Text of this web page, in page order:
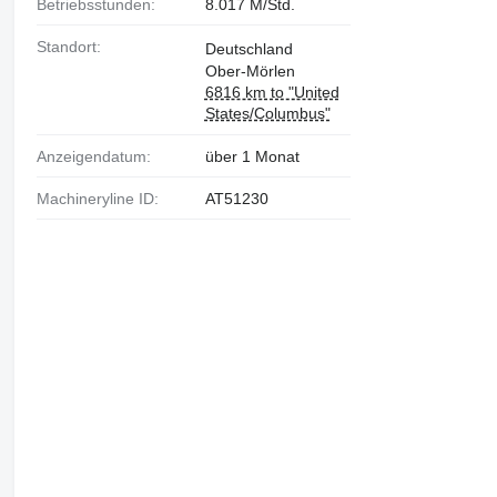
Betriebsstunden: 8.017 M/Std.
Standort:
Deutschland
Ober-Mörlen
6816 km to "United
States/Columbus"
Anzeigendatum: über 1 Monat
Machineryline ID: AT51230